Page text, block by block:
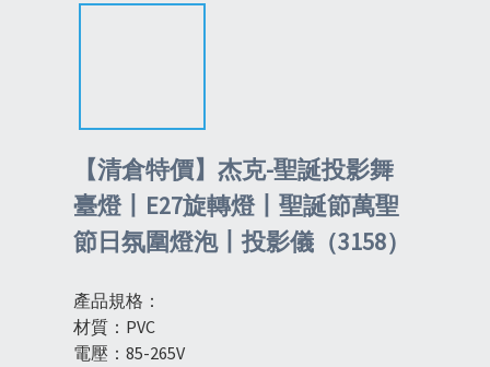
【清倉特價】杰克-聖誕投影舞
臺燈丨E27旋轉燈丨聖誕節萬聖
節日氛圍燈泡丨投影儀（3158）
產品規格：
材質：PVC
電壓：85-265V